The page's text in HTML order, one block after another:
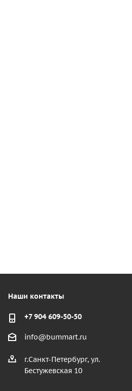
Наши контакты
+7 904 609-50-50
info@bummart.ru
г.Санкт-Петербург, ул.
Бестужевская 10